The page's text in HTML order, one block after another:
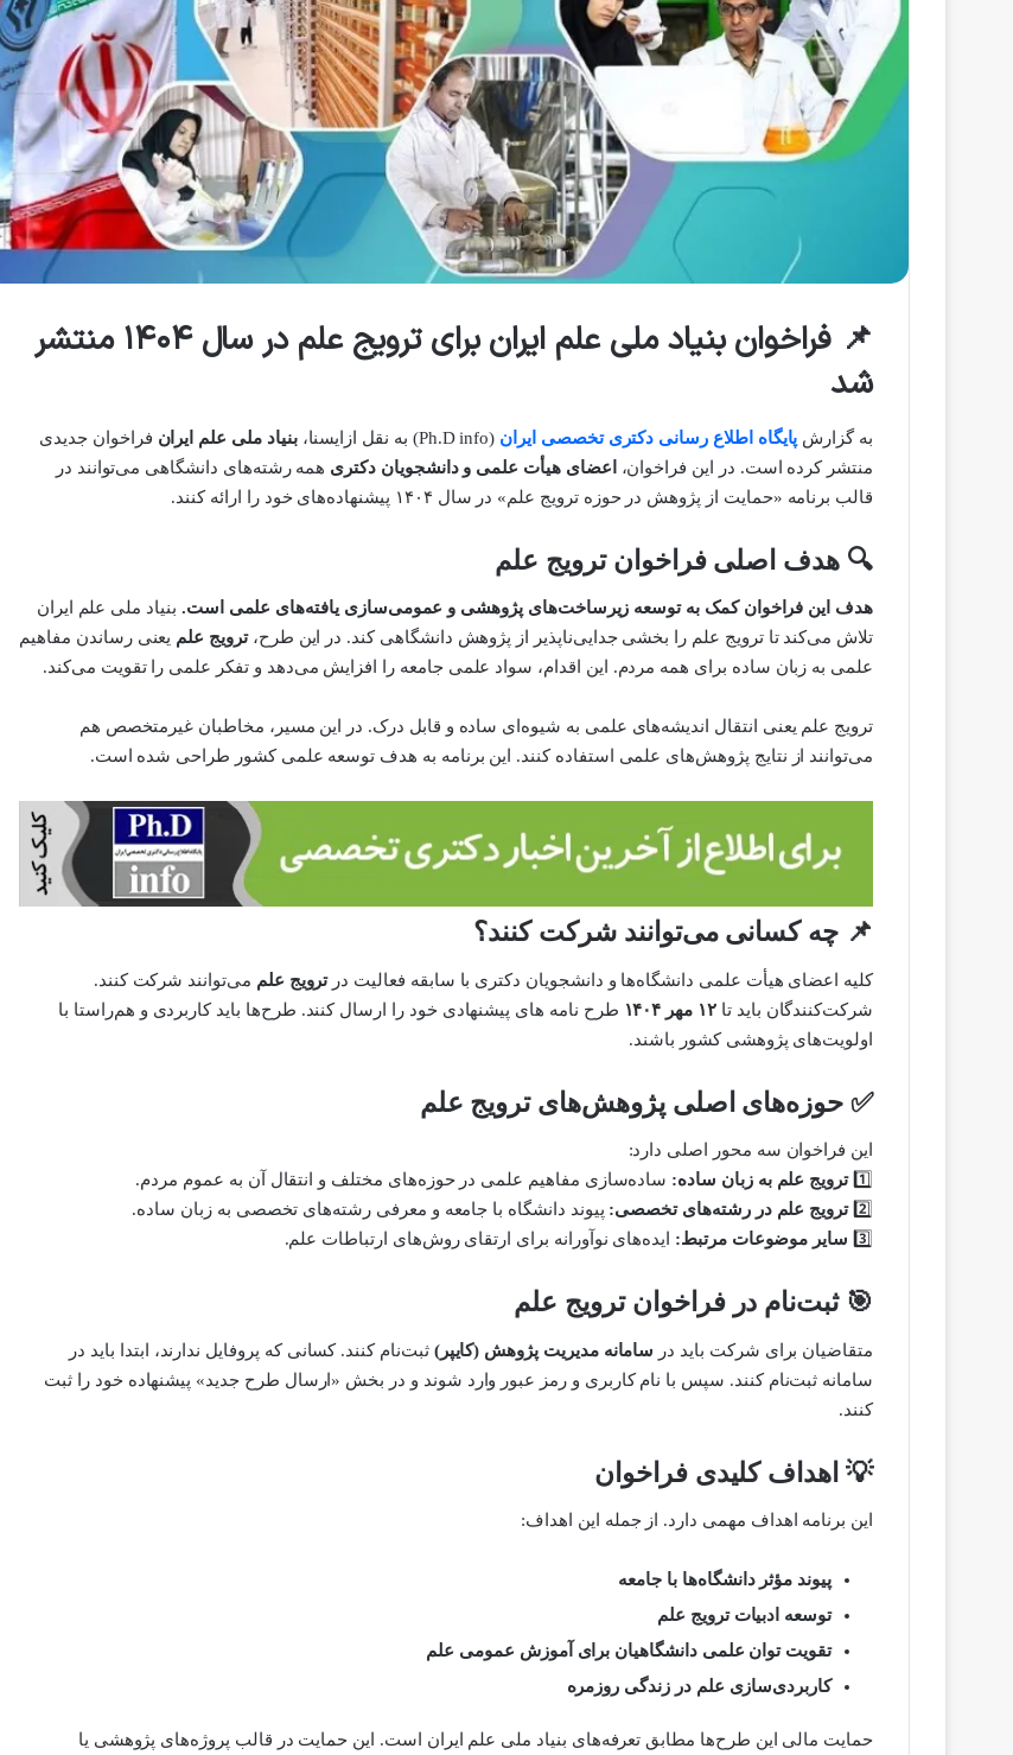
📌 فراخوان بنیاد ملی علم ایران برای ترویج علم در سال ۱۴۰۴ منتشر
شد
به گزارش پایگاه اطلاع رسانی دکتری تخصصی ایران (Ph.D info) به نقل ازایسنا، بنیاد ملی علم ایران فراخوان جدیدی
منتشر کرده است. در این فراخوان،
اعضای هیأت علمی و دانشجویان دکتری همه رشته‌های دانشگاهی می‌توانند در
قالب برنامه «حمایت از پژوهش در حوزه ترویج علم» در سال ۱۴۰۴ پیشنهاده‌های خود را ارائه کنند.
🔍 هدف اصلی فراخوان ترویج علم
هدف این فراخوان کمک به توسعه زیرساخت‌های پژوهشی و عمومی‌سازی یافته‌های علمی است. بنیاد ملی علم ایران
تلاش می‌کند تا ترویج علم را بخشی جدایی‌ناپذیر از پژوهش دانشگاهی کند. در این طرح،ترویج علم یعنی رساندن مفاهیم
علمی به زبان ساده برای همه مردم. این اقدام، سواد علمی جامعه را افزایش می‌دهد و تفکر علمی را تقویت می‌کند.
ترویج علم یعنی انتقال اندیشه‌های علمی به شیوه‌ای ساده و قابل درک. در این مسیر، مخاطبان غیرمتخصص هم
می‌توانند از نتایج پژوهش‌های علمی استفاده کنند. این برنامه به هدف توسعه علمی کشور طراحی شده است.
📌 چه کسانی می‌توانند شرکت کنند؟
کلیه اعضای هیأت علمی دانشگاه‌ها و دانشجویان دکتری با سابقه فعالیت درترویج علم می‌توانند شرکت کنند.
شرکت‌کنندگان باید تا ۱۲ مهر ۱۴۰۴
طرح نامه های پیشنهادی خود را ارسال کنند. طرح‌ها باید کاربردی و هم‌راستا با
اولویت‌های پژوهشی کشور باشند.
✅ حوزه‌های اصلی پژوهش‌های ترویج علم
این فراخوان سه محور اصلی دارد:
1️⃣ ترویج علم به زبان ساده: ساده‌سازی مفاهیم علمی در حوزه‌های مختلف و انتقال آن به عموم مردم.
2️⃣ ترویج علم در رشته‌های تخصصی: پیوند دانشگاه با جامعه و معرفی رشته‌های تخصصی به زبان ساده.
3️⃣ سایر موضوعات مرتبط: ایده‌های نوآورانه برای ارتقای روش‌های ارتباطات علم.
🎯ثبت‌نام در فراخوان ترویج علم
متقاضیان برای شرکت باید در سامانه مدیریت پژوهش (کایپر) ثبت‌نام کنند. کسانی که پروفایل ندارند، ابتدا باید در
سامانه ثبت‌نام کنند. سپس با نام کاربری و رمز عبور وارد شوند و در بخش «ارسال طرح جدید» پیشنهاده خود را ثبت
کنند.
💡 اهداف کلیدی فراخوان
این برنامه اهداف مهمی دارد. از جمله این اهداف:
پیوند مؤثر دانشگاه‌ها با جامعه
توسعه ادبیات ترویج علم
تقویت توان علمی دانشگاهیان برای آموزش عمومی علم
کاربردی‌سازی علم در زندگی روزمره
حمایت مالی این طرح‌ها مطابق تعرفه‌های بنیاد ملی علم ایران است. این حمایت در قالب پروژه‌های پژوهشی یا